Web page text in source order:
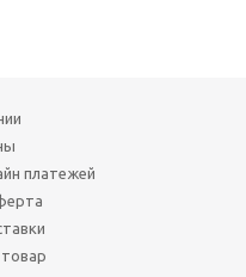
платежей
товар